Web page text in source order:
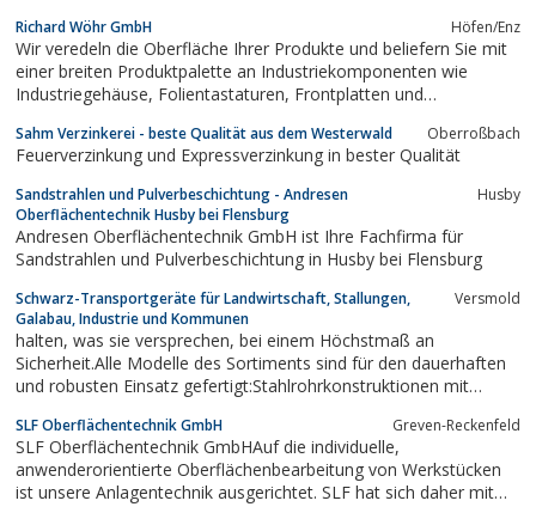
Richard Wöhr GmbH Höfen/Enz
Wir veredeln die Oberfläche Ihrer Produkte und beliefern Sie mit
einer breiten Produktpalette an Industriekomponenten wie
Industriegehäuse, Folientastaturen, Frontplatten und
Industrielackiererei im Jahr 1967 durch Richard Wöhr vertrauen
Unternehmen aus den Bereichen Elektronik,...
Sahm Verzinkerei - beste Qualität aus dem Westerwald Oberroßbach
Feuerverzinkung und Expressverzinkung in bester Qualität
Sandstrahlen und Pulverbeschichtung - Andresen
Oberflächentechnik Husby bei Flensburg
Husby
Andresen Oberflächentechnik GmbH ist Ihre Fachfirma für
Sandstrahlen und Pulverbeschichtung in Husby bei Flensburg
Schwarz-Transportgeräte für Landwirtschaft, Stallungen,
Galabau, Industrie und Kommunen
Versmold
halten, was sie versprechen, bei einem Höchstmaß an
Sicherheit.Alle Modelle des Sortiments sind für den dauerhaften
und robusten Einsatz gefertigt:Stahlrohrkonstruktionen mit
Schweißnähte,widerstandsfähige Pulverbeschichtung
SLF Oberflächentechnik GmbH Greven-Reckenfeld
SLF Oberflächentechnik GmbHAuf die individuelle,
anwenderorientierte Oberflächenbearbeitung von Werkstücken
ist unsere Anlagentechnik ausgerichtet. SLF hat sich daher mit